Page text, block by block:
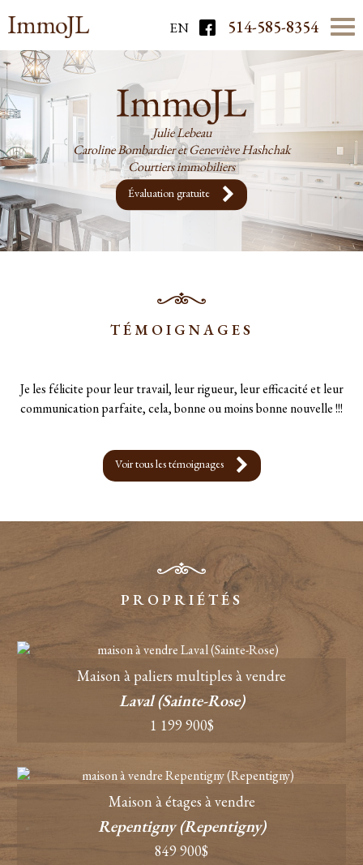
EN 514-585-8354
Julie Lebeau
Caroline Bombardier et Geneviève Hashchak
Courtiers immobiliers
Évaluation gratuite
TÉMOIGNAGES
Je les félicite pour leur travail, leur rigueur, leur efficacité et leur
communication parfaite, cela, bonne ou moins bonne nouvelle !!!
- Sebastien Gandon
Voir tous les témoignages
PROPRIÉTÉS
Maison à paliers multiples à vendre
Laval (Sainte-Rose)
1 199 900$
Maison à étages à vendre
Repentigny (Repentigny)
849 900$